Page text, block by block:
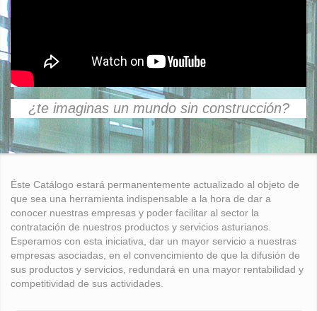
¿te imaginas un mundo sin construcción?
Éste Catálogo estará permanentemente actualizado al objeto de
que sea una herramienta indispensable a la hora de dar a
conocer nuestras empresas y poder facilitar al sector la
contratación de nuestros productos y servicios asturianos.
Esperamos con esta iniciativa, dar un mayor servicio a nuestras
empresas asociadas, en el convencimiento de que la difusión de
sus productos y servicios, redundará en una mayor rentabilidad y
competitividad de sus actividades.